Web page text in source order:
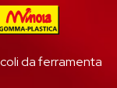
da ferramenta